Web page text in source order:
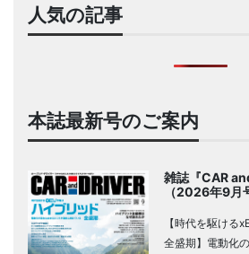
人気の記事
本誌最新号のご案内
雑誌『CAR
（2026年9月
【時代を駆ける
全盛期】電動化